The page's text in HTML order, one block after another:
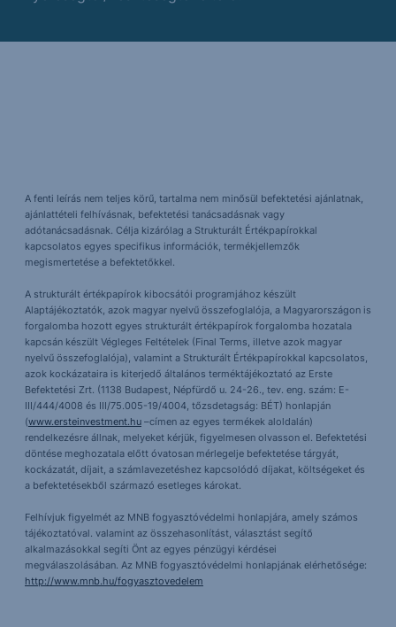
A fenti leírás nem teljes körű, tartalma nem minősül befektetési ajánlatnak,
ajánlattételi felhívásnak, befektetési tanácsadásnak vagy
adótanácsadásnak. Célja kizárólag a Strukturált Értékpapírokkal
kapcsolatos egyes specifikus információk, termékjellemzők
megismertetése a befektetőkkel.
A strukturált értékpapírok kibocsátói programjához készült
Alaptájékoztatók, azok magyar nyelvű összefoglalója, a Magyarországon is
forgalomba hozott egyes strukturált értékpapírok forgalomba hozatala
kapcsán készült Végleges Feltételek (Final Terms, illetve azok magyar
nyelvű összefoglalója), valamint a Strukturált Értékpapírokkal kapcsolatos,
azok kockázataira is kiterjedő általános terméktájékoztató az Erste
Befektetési Zrt. (1138 Budapest, Népfürdő u. 24-26., tev. eng. szám: E-
III/444/4008 és III/75.005-19/4004, tőzsdetagság: BÉT) honlapján
(www.ersteinvestment.hu –címen az egyes termékek aloldalán)
rendelkezésre állnak, melyeket kérjük, figyelmesen olvasson el. Befektetési
döntése meghozatala előtt óvatosan mérlegelje befektetése tárgyát,
kockázatát, díjait, a számlavezetéshez kapcsolódó díjakat, költségeket és
a befektetésekből származó esetleges károkat.
Felhívjuk figyelmét az MNB fogyasztóvédelmi honlapjára, amely számos
tájékoztatóval. valamint az összehasonlítást, választást segítő
alkalmazásokkal segíti Önt az egyes pénzügyi kérdései
megválaszolásában. Az MNB fogyasztóvédelmi honlapjának elérhetősége:
http://www.mnb.hu/fogyasztovedelem